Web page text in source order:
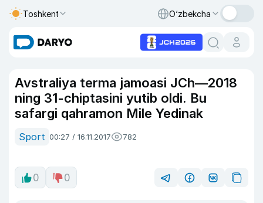
Toshkent O‘zbekcha
Avstraliya terma jamoasi JCh—2018
ning 31-chiptasini yutib oldi. Bu
safargi qahramon Mile Yedinak
Sport 00:27 / 16.11.2017 782
0 0